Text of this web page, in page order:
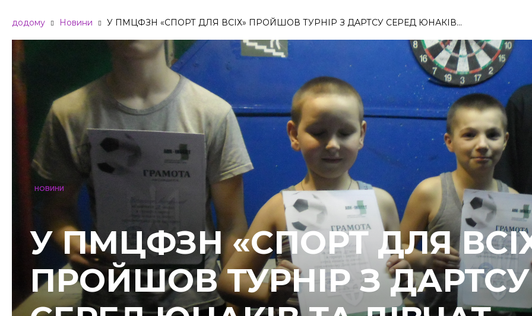
додому Новини У ПМЦФЗН «СПОРТ ДЛЯ ВСІХ» ПРОЙШОВ ТУРНІР З ДАРТСУ СЕРЕД ЮНАКІВ...
НОВИНИ
У ПМЦФЗН «СПОРТ ДЛЯ
ПРОЙШОВ ТУРНІР З ДАРТСУ